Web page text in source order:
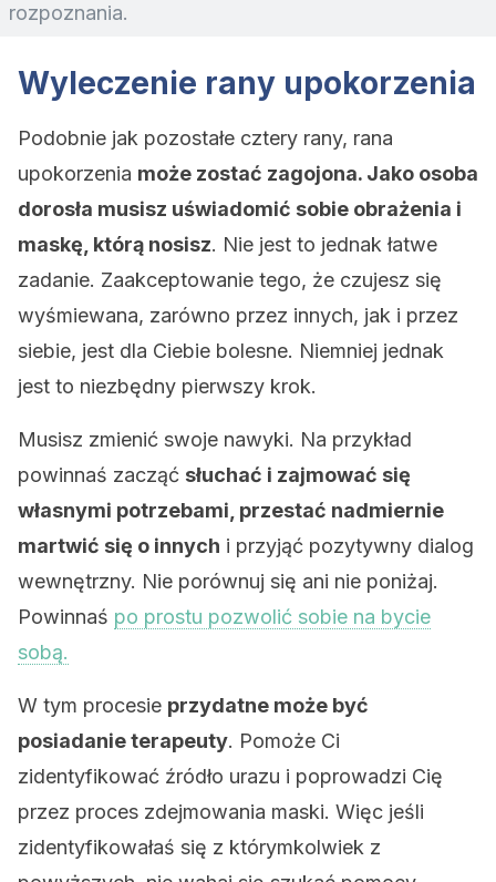
rozpoznania.
Wyleczenie rany upokorzenia
Podobnie jak pozostałe cztery rany, rana
upokorzenia może zostać zagojona. Jako osoba
dorosła musisz uświadomić sobie obrażenia i
maskę, którą nosisz. Nie jest to jednak łatwe
zadanie. Zaakceptowanie tego, że czujesz się
wyśmiewana, zarówno przez innych, jak i przez
siebie, jest dla Ciebie bolesne. Niemniej jednak
jest to niezbędny pierwszy krok.
Musisz zmienić swoje nawyki. Na przykład
powinnaś zacząć słuchać i zajmować się
własnymi potrzebami, przestać nadmiernie
martwić się o innych i przyjąć pozytywny dialog
wewnętrzny. Nie porównuj się ani nie poniżaj.
Powinnaś po prostu pozwolić sobie na bycie
sobą.
W tym procesie przydatne może być
posiadanie terapeuty. Pomoże Ci
zidentyfikować źródło urazu i poprowadzi Cię
przez proces zdejmowania maski. Więc jeśli
zidentyfikowałaś się z którymkolwiek z